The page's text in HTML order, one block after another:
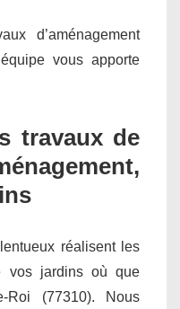
d’aménagement
vous apporte
travaux de
réalisent les
vos jardins où que
Roi (77310). Nous